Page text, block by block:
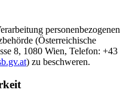
personenbezogenen
(Österreichische
8, 1080 Wien, Telefon: +43
) zu beschweren.